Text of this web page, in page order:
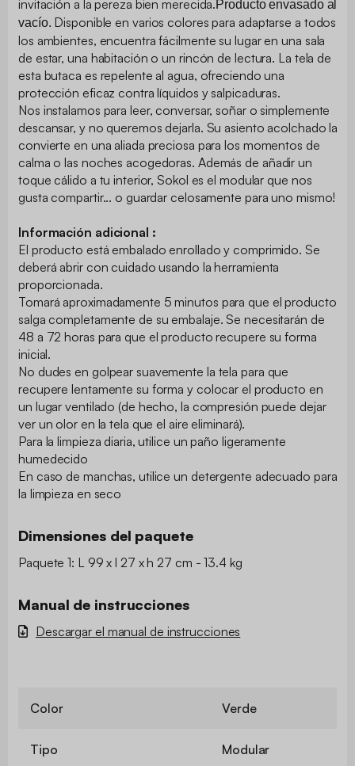
invitación a la pereza bien merecida.Producto envasado al
vacío. Disponible en varios colores para adaptarse a todos
los ambientes, encuentra fácilmente su lugar en una sala
de estar, una habitación o un rincón de lectura. La tela de
esta butaca es repelente al agua, ofreciendo una
protección eficaz contra líquidos y salpicaduras.
Nos instalamos para leer, conversar, soñar o simplemente
descansar, y no queremos dejarla. Su asiento acolchado la
convierte en una aliada preciosa para los momentos de
calma o las noches acogedoras. Además de añadir un
toque cálido a tu interior, Sokol es el modular que nos
gusta compartir... o guardar celosamente para uno mismo!
Información adicional :
El producto está embalado enrollado y comprimido. Se
deberá abrir con cuidado usando la herramienta
proporcionada.
Tomará aproximadamente 5 minutos para que el producto
salga completamente de su embalaje. Se necesitarán de
48 a 72 horas para que el producto recupere su forma
inicial.
No dudes en golpear suavemente la tela para que
recupere lentamente su forma y colocar el producto en
un lugar ventilado (de hecho, la compresión puede dejar
ver un olor en la tela que el aire eliminará).
Para la limpieza diaria, utilice un paño ligeramente
humedecido
En caso de manchas, utilice un detergente adecuado para
la limpieza en seco
Dimensiones del paquete
Paquete 1: L 99 x l 27 x h 27 cm - 13.4 kg
Manual de instrucciones
Descargar el manual de instrucciones
Color Verde
Tipo Modular